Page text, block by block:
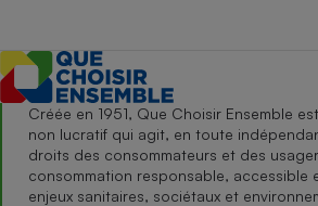
Créée en 1951, Que Choisir Ensemble
non lucratif qui agit, en toute
droits des consommateurs et des
consommation responsable, accessible
enjeux sanitaires, sociétaux et